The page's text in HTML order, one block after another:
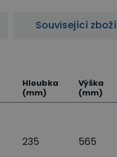
Související zboží
Hloubka
(mm)
Výška
(mm)
235 565